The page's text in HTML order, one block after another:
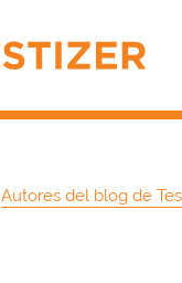
Autores del blog de